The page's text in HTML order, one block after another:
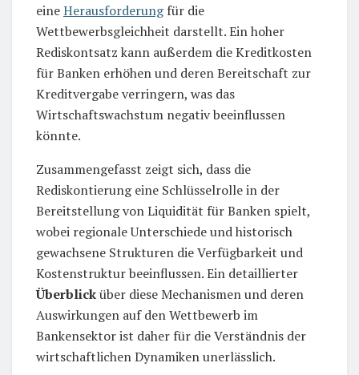
eineHerausforderungfür die
Wettbewerbsgleichheit darstellt. Ein hoher
Rediskontsatz kann außerdem die Kreditkosten
für Banken erhöhen und deren Bereitschaft zur
Kreditvergabe verringern, was das
Wirtschaftswachstum negativ beeinflussen
könnte.
Zusammengefasst zeigt sich, dass die
Rediskontierung eine Schlüsselrolle in der
Bereitstellung von Liquidität für Banken spielt,
wobei regionale Unterschiede und historisch
gewachsene Strukturen die Verfügbarkeit und
Kostenstruktur beeinflussen. Ein detaillierter
Überblicküber diese Mechanismen und deren
Auswirkungen auf den Wettbewerb im
Bankensektor ist daher für die Verständnis der
wirtschaftlichen Dynamiken unerlässlich.